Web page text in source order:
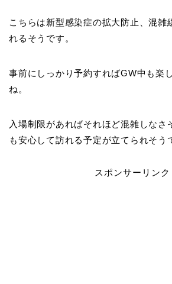
こちらは新型感染症の拡大防止、混雑
れるそうです。
事前にしっかり予約すればGW中も楽
ね。
入場制限があればそれほど混雑しなさ
も安心して訪れる予定が立てられそう
スポンサーリンク